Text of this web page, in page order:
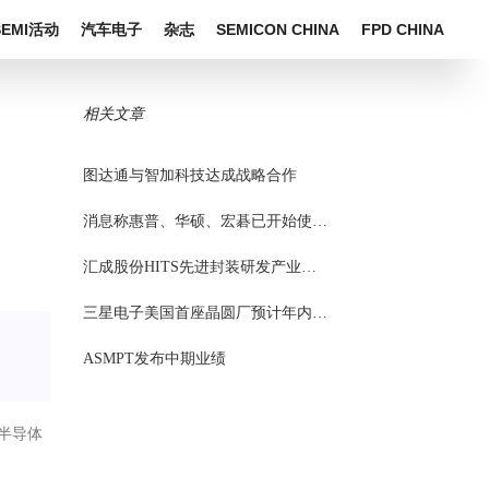
活动 汽车电子 杂志 SEMICON CHINA FPD CHINA
导体
相关文章
图达通与智加科技达成战略合作
消息称惠普、华硕、宏碁已开始使用长鑫内存芯片
汇成股份HITS先进封装研发产业化项目落地嘉定
三星电子美国首座晶圆厂预计年内投入运营
ASMPT发布中期业绩